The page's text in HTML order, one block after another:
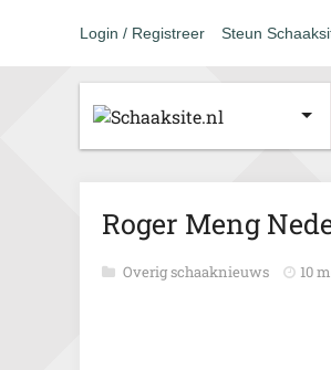
Login / Registreer Steun
Roger Meng
Overig schaaknieuws 10